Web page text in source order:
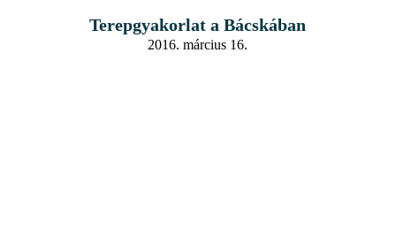
Terepgyakorlat a Bácskában
2016. március 16.